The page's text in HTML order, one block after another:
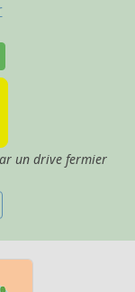
un drive fermier